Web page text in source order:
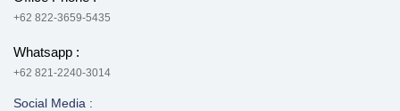
+62 822-3659-5435
Whatsapp :
+62 821-2240-3014
Social Media :